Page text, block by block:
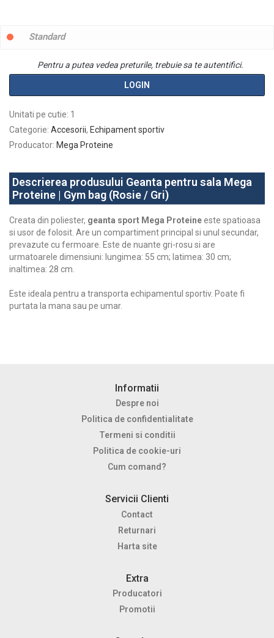
Standard
Pentru a putea vedea preturile, trebuie sa te autentifici.
LOGIN
Unitati pe cutie: 1
Categorie: Accesorii, Echipament sportiv
Producator: Mega Proteine
Descrierea produsului Geanta pentru sala Mega
Proteine | Gym bag (Rosie / Gri)
Creata din poliester, geanta sport Mega Proteineeste spatioasa
si usor de folosit. Are un compartiment principal si unul secundar,
prevazute cu fermoare. Este de nuante gri-rosu si are
urmatoarele dimensiuni: lungimea: 55 cm; latimea: 30 cm;
inaltimea: 28 cm.
Este ideala pentru a transporta echipamentul sportiv. Poate fi
purtata la mana sau pe umar.
Informatii
Despre noi
Politica de confidentialitate
Termeni si conditii
Politica de cookie-uri
Cum comand?
Servicii Clienti
Contact
Returnari
Harta site
Extra
Producatori
Promotii